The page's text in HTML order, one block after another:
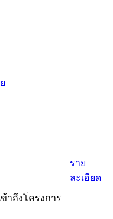
ข้าถึงโครงการ
ราย
ละเอียด